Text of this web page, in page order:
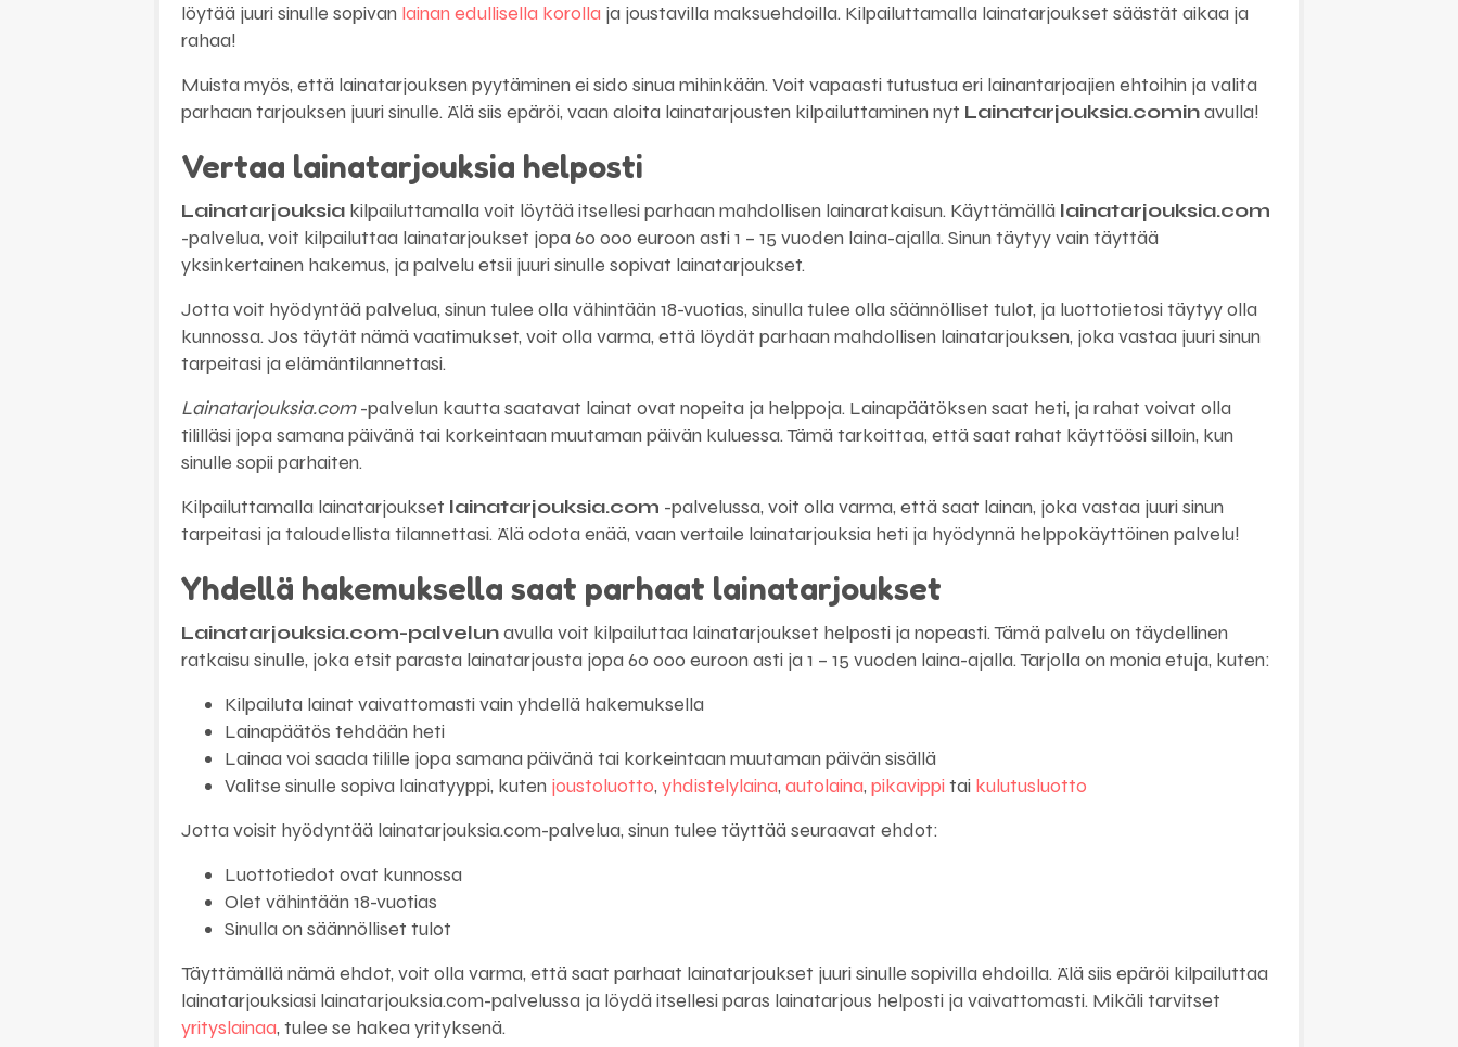
löytää juuri sinulle sopivan lainan edullisella korolla ja joustavilla maksuehdoilla. Kilpailuttamalla lainatarjoukset säästät aikaa ja
rahaa!
Muista myös, että lainatarjouksen pyytäminen ei sido sinua mihinkään. Voit vapaasti tutustua eri lainantarjoajien ehtoihin ja valita
parhaan tarjouksen juuri sinulle. Älä siis epäröi, vaan aloita lainatarjousten kilpailuttaminen nyt Lainatarjouksia.cominavulla!
Vertaa lainatarjouksia helposti
Lainatarjouksia kilpailuttamalla voit löytää itsellesi parhaan mahdollisen lainaratkaisun. Käyttämällä lainatarjouksia.com
-palvelua, voit kilpailuttaa lainatarjoukset jopa 60 000 euroon asti 1 – 15 vuoden laina-ajalla. Sinun täytyy vain täyttää
yksinkertainen hakemus, ja palvelu etsii juuri sinulle sopivat lainatarjoukset.
Jotta voit hyödyntää palvelua, sinun tulee olla vähintään 18-vuotias, sinulla tulee olla säännölliset tulot, ja luottotietosi täytyy olla
kunnossa. Jos täytät nämä vaatimukset, voit olla varma, että löydät parhaan mahdollisen lainatarjouksen, joka vastaa juuri sinun
tarpeitasi ja elämäntilannettasi.
Lainatarjouksia.com-palvelun kautta saatavat lainat ovat nopeita ja helppoja. Lainapäätöksen saat heti, ja rahat voivat olla
tililläsi jopa samana päivänä tai korkeintaan muutaman päivän kuluessa. Tämä tarkoittaa, että saat rahat käyttöösi silloin, kun
sinulle sopii parhaiten.
Kilpailuttamalla lainatarjoukset lainatarjouksia.com -palvelussa, voit olla varma, että saat lainan, joka vastaa juuri sinun
tarpeitasi ja taloudellista tilannettasi. Älä odota enää, vaan vertaile lainatarjouksia heti ja hyödynnä helppokäyttöinen palvelu!
Yhdellä hakemuksella saat parhaat lainatarjoukset
Lainatarjouksia.com-palvelunavulla voit kilpailuttaa lainatarjoukset helposti ja nopeasti. Tämä palvelu on täydellinen
ratkaisu sinulle, joka etsit parasta lainatarjousta jopa 60 000 euroon asti ja 1 – 15 vuoden laina-ajalla. Tarjolla on monia etuja, kuten:
Kilpailuta lainat vaivattomasti vain yhdellä hakemuksella
Lainapäätös tehdään heti
Lainaa voi saada tilille jopa samana päivänä tai korkeintaan muutaman päivän sisällä
Valitse sinulle sopiva lainatyyppi, kuten joustoluotto, yhdistelylaina, autolaina, pikavippi tai kulutusluotto
Jotta voisit hyödyntää lainatarjouksia.com-palvelua, sinun tulee täyttää seuraavat ehdot:
Luottotiedot ovat kunnossa
Olet vähintään 18-vuotias
Sinulla on säännölliset tulot
Täyttämällä nämä ehdot, voit olla varma, että saat parhaat lainatarjoukset juuri sinulle sopivilla ehdoilla. Älä siis epäröi kilpailuttaa
lainatarjouksiasi lainatarjouksia.com-palvelussa ja löydä itsellesi paras lainatarjous helposti ja vaivattomasti. Mikäli tarvitset
yrityslainaa, tulee se hakea yrityksenä.